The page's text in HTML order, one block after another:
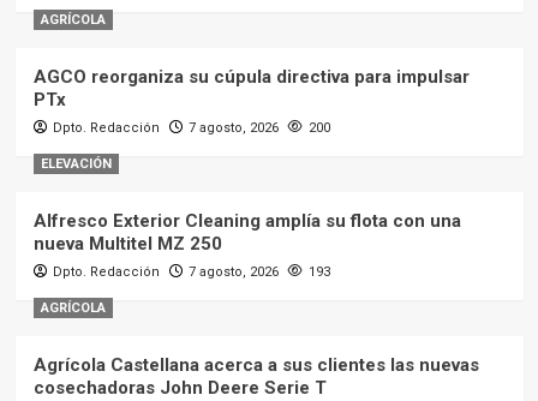
AGRÍCOLA
AGCO reorganiza su cúpula directiva para impulsar
PTx
Dpto. Redacción 7 agosto, 2026 200
ELEVACIÓN
Alfresco Exterior Cleaning amplía su flota con una
nueva Multitel MZ 250
Dpto. Redacción 7 agosto, 2026 193
AGRÍCOLA
Agrícola Castellana acerca a sus clientes las nuevas
cosechadoras John Deere Serie T